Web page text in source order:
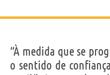
“À medida que se
o sentido de